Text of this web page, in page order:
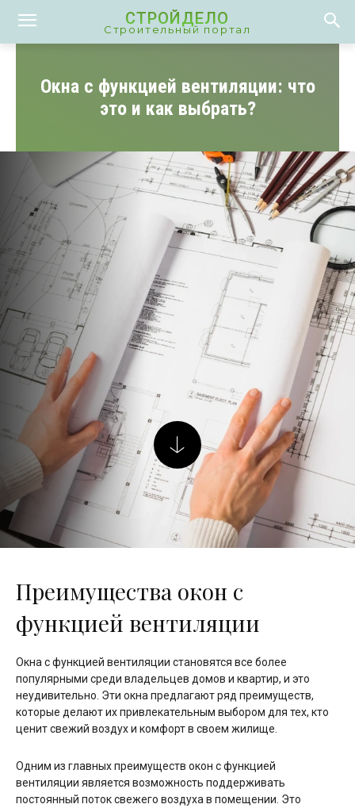
СТРОЙДЕЛО
Строительный портал
Окна с функцией вентиляции: что
это и как выбрать?
Преимущества окон с
функцией вентиляции
Окна с функцией вентиляции становятся все более
популярными среди владельцев домов и квартир, и это
неудивительно. Эти окна предлагают ряд преимуществ,
которые делают их привлекательным выбором для тех, кто
ценит свежий воздух и комфорт в своем жилище.
Одним из главных преимуществ окон с функцией
вентиляции является возможность поддерживать
постоянный поток свежего воздуха в помещении. Это